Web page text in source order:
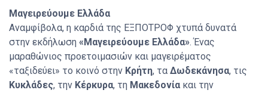
Μαγειρεύουμε Ελλάδα
Αναμφίβολα, η καρδιά της ΕΞΠΟΤΡΟΦ χτυπά δυνατά
στην εκδήλωση «Μαγειρεύουμε Ελλάδα». Ένας
μαραθώνιος προετοιμασιών και μαγειρέματος
«ταξιδεύει» το κοινό στην Κρήτη, τα Δωδεκάνησα, τις
Κυκλάδες, την Κέρκυρα, τη Μακεδονία και την